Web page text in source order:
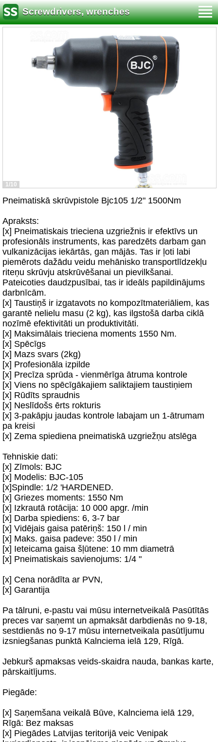
Screwdrivers, wrenches
1/10
Pneimatiskā skrūvpistole Bjc105 1/2" 1500Nm
Apraksts:
[x] Pneimatiskais trieciena uzgriežnis ir efektīvs un
profesionāls instruments, kas paredzēts darbam gan
vulkanizācijas iekārtās, gan mājās. Tas ir ļoti labi
piemērots dažādu veidu mehānisko transportlīdzekļu
riteņu skrūvju atskrūvēšanai un pievilkšanai.
Pateicoties daudzpusībai, tas ir ideāls papildinājums
darbnīcām.
[x] Taustiņš ir izgatavots no kompozītmateriāliem, kas
garantē nelielu masu (2 kg), kas ilgstošā darba ciklā
nozīmē efektivitāti un produktivitāti.
[x] Maksimālais trieciena moments 1550 Nm.
[x] Spēcīgs
[x] Mazs svars (2kg)
[x] Profesionāla izpilde
[x] Precīza sprūda - vienmērīga ātruma kontrole
[x] Viens no spēcīgākajiem saliktajiem taustiņiem
[x] Rūdīts spraudnis
[x] Neslīdošs ērts rokturis
[x] 3-pakāpju jaudas kontrole labajam un 1-ātrumam
pa kreisi
[x] Zema spiediena pneimatiskā uzgriežņu atslēga
Tehniskie dati:
[x] Zīmols: BJC
[x] Modelis: BJC-105
[x]Spindle: 1/2 'HARDENED.
[x] Griezes moments: 1550 Nm
[x] Izkrautā rotācija: 10 000 apgr. /min
[x] Darba spiediens: 6, 3-7 bar
[x] Vidējais gaisa patēriņš: 150 l / min
[x] Maks. gaisa padeve: 350 l / min
[x] Ieteicama gaisa šļūtene: 10 mm diametrā
[x] Pneimatiskais savienojums: 1/4 "
[x] Cena norādīta ar PVN,
[x] Garantija
Pa tālruni, e-pastu vai mūsu internetveikalā Pasūtītās
preces var saņemt un apmaksāt darbdienās no 9-18,
sestdienās no 9-17 mūsu internetveikala pasūtījumu
izsniegšanas punktā Kalnciema ielā 129, Rīgā.
Jebkurš apmaksas veids-skaidra nauda, bankas karte,
pārskaitījums.
Piegāde:
[x] Saņemšana veikalā Būve, Kalnciema ielā 129,
Rīgā: Bez maksas
[x] Piegādes Latvijas teritorijā veic Venipak